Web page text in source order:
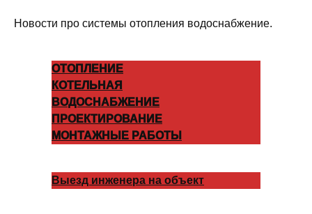
Новости про системы отопления водоснабжение.
ОТОПЛЕНИЕ
КОТЕЛЬНАЯ
ВОДОСНАБЖЕНИЕ
ПРОЕКТИРОВАНИЕ
МОНТАЖНЫЕ РАБОТЫ
Выезд инженера на объект